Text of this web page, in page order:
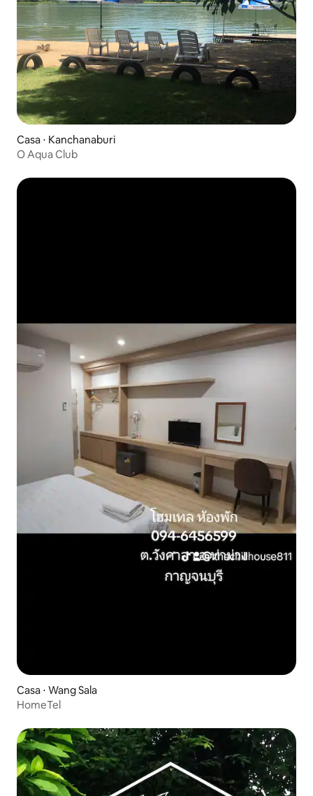
Casa ⋅ Kanchanaburi
O Aqua Club
Casa ⋅ Wang Sala
HomeTel